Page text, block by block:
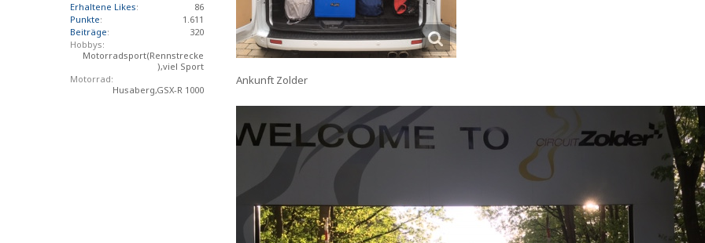
Erhaltene Likes
86
Punkte
1.611
Beiträge
320
Hobbys
Motorradsport(Rennstrecke
),viel Sport
Motorrad
Husaberg,GSX-R 1000
Ankunft Zolder